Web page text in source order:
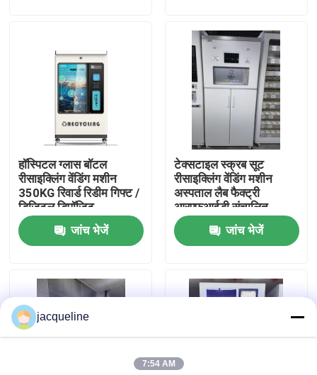
हमारे बारे में
कारखाने का दौरा
गुणवत्ता नियंत्रण
हमसे संपर्क करें
उद्धरण मांगें
रिवर्स वेंडिंग मशीन
हॉस्पिटल ग्लास बॉटल
रीसाइक्लिंग वेंडिंग मशीन
350KG रिवार्ड रिडीम गिफ्ट /
डिजिटल डिपॉजिट
जांच भेजें
टेक्सटाइल स्क्रब सूट
रीसाइक्लिंग वेंडिंग मशीन
अस्पताल लैब फैक्ट्री
आरएफआईडी संचालित
जांच भेजें
jacqueline
7:54 AM